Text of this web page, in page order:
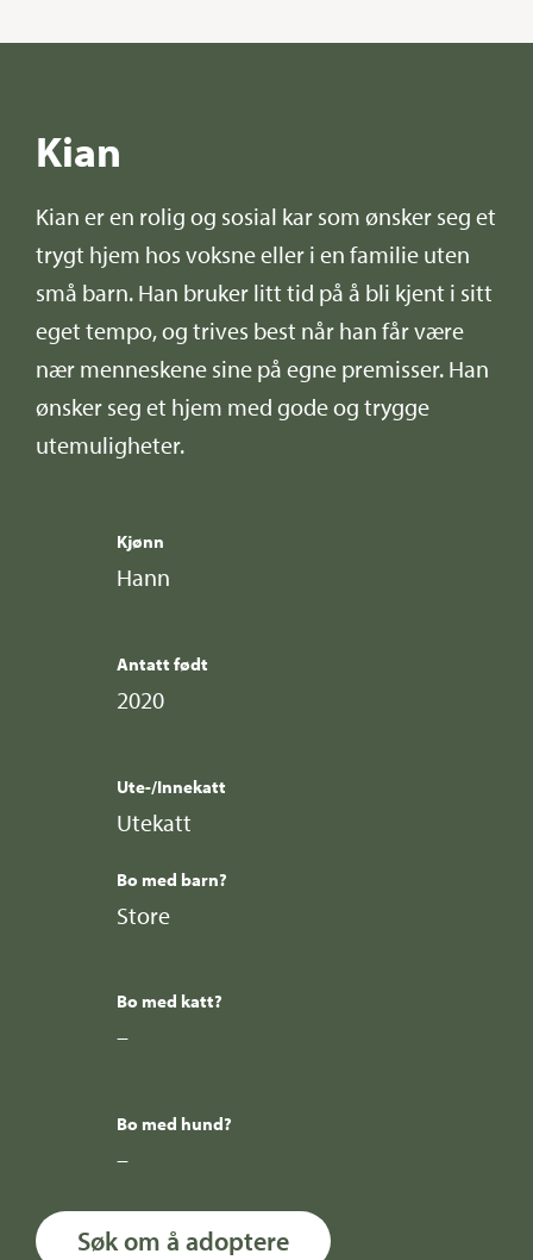
Kian
Kian er en rolig og sosial kar som ønsker seg et
trygt hjem hos voksne eller i en familie uten
små barn. Han bruker litt tid på å bli kjent i sitt
eget tempo, og trives best når han får være
nær menneskene sine på egne premisser. Han
ønsker seg et hjem med gode og trygge
utemuligheter.
Kjønn
Hann
Antatt født
2020
Ute-/Innekatt
Utekatt
Bo med barn?
Store
Bo med katt?
–
Bo med hund?
–
Søk om å adoptere